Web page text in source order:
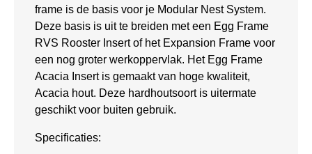
frame is de basis voor je Modular Nest System.
Deze basis is uit te breiden met een Egg Frame
RVS Rooster Insert of het Expansion Frame voor
een nog groter werkoppervlak. Het Egg Frame
Acacia Insert is gemaakt van hoge kwaliteit,
Acacia hout. Deze hardhoutsoort is uitermate
geschikt voor buiten gebruik.
Specificaties: